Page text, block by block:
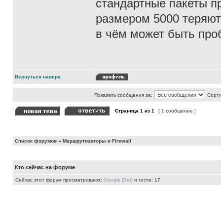
стандартные пакеты
размером 5000
в чём может быть
Вернуться наверх
Показать сообщения за:
Страница 1 из 1 [ 1 сообщение ]
Список форумов » Маршрутизаторы и Firewall
Кто сейчас на форуме
Сейчас этот форум просматривают: Google [Bot] и гости: 17